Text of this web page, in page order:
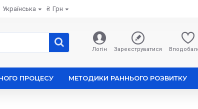
Українська ₴ Грн
Логін Зареєструватися
ПРОЦЕСУ МЕТОДИКИ РАННЬОГО РОЗВИТКУ